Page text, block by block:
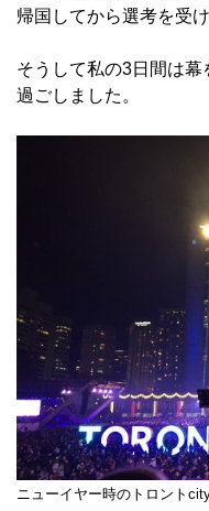
帰国してから選考を受
そうして私の3日間は
過ごしました。
ニューイヤー時のトロント